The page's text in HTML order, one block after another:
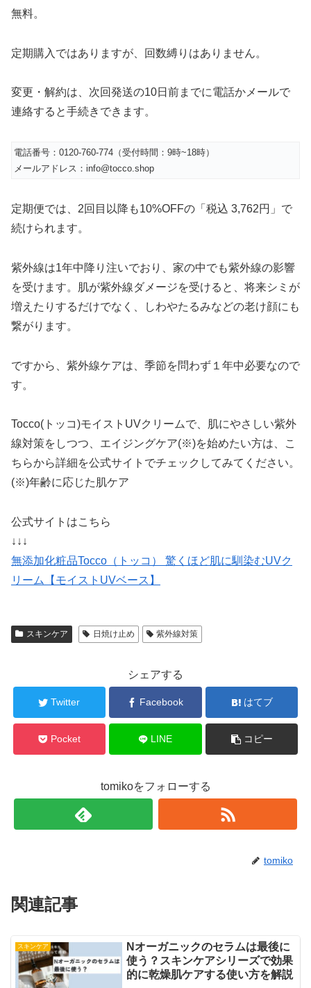
無料。
定期購入ではありますが、回数縛りはありません。
変更・解約は、次回発送の10日前までに電話かメールで
連絡すると手続きできます。
電話番号：0120-760-774（受付時間：9時~18時）
メールアドレス：info@tocco.shop
定期便では、2回目以降も10%OFFの「税込 3,762円」で
続けられます。
紫外線は1年中降り注いでおり、家の中でも紫外線の影響
を受けます。肌が紫外線ダメージを受けると、将来シミが
増えたりするだけでなく、しわやたるみなどの老け顔にも
繋がります。
ですから、紫外線ケアは、季節を問わず１年中必要なので
す。
Tocco(トッコ)モイストUVクリームで、肌にやさしい紫外
線対策をしつつ、エイジングケア(※)を始めたい方は、こ
ちらから詳細を公式サイトでチェックしてみてください。
(※)年齢に応じた肌ケア
公式サイトはこちら
↓↓↓
無添加化粧品Tocco（トッコ） 驚くほど肌に馴染むUVク
リーム【モイストUVベース】
スキンケア 日焼け止め 紫外線対策
シェアする
Twitter Facebook はてブ
Pocket LINE コピー
tomikoをフォローする
tomiko
関連記事
スキンケア
Nオーガニックのセラムは最後に
使う？スキンケアシリーズで効果
的に乾燥肌ケアする使い方を解説